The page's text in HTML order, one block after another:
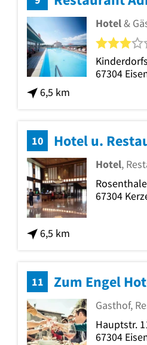
6,5 km
Hotel&
67304
10 Hotel u.
6,5 km
Hotel,
67304
11 Zum Engel
Gasthof,
Hauptstr.
67304